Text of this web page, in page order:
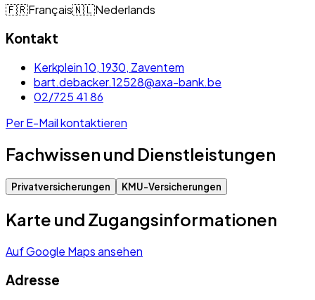
🇫🇷Français🇳🇱Nederlands
Kontakt
Kerkplein 10, 1930, Zaventem
bart.debacker.12528@axa-bank.be
02/725 41 86
Per E-Mail kontaktieren
Fachwissen und Dienstleistungen
Privatversicherungen KMU-Versicherungen
Karte und Zugangsinformationen
Auf Google Maps ansehen
Adresse